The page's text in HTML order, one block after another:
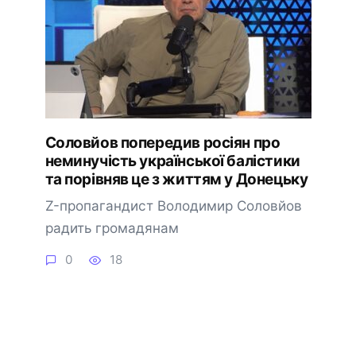
Соловйов попередив росіян про
неминучість української балістики
та порівняв це з життям у Донецьку
Z-пропагандист Володимир Соловйов
радить громадянам
0 18